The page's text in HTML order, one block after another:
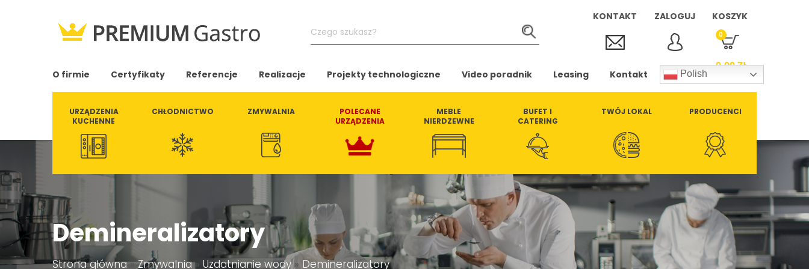
Czego
szukasz?
KONTAKT ZALOGUJ KOSZYK
0
0,00ZŁ
O firmie Certyfikaty Referencje Realizacje Projekty technologiczne Video poradnik Leasing Kontakt Polish
URZĄDZENIA
KUCHENNE
CHŁODNICTWO ZMYWALNIA
POLECANE
URZĄDZENIA
MEBLE
NIERDZEWNE
BUFET I
CATERING
TWÓJ LOKAL PRODUCENCI
Demineralizatory
Strona główna»Zmywalnia» Uzdatnianie wody» Demineralizatory